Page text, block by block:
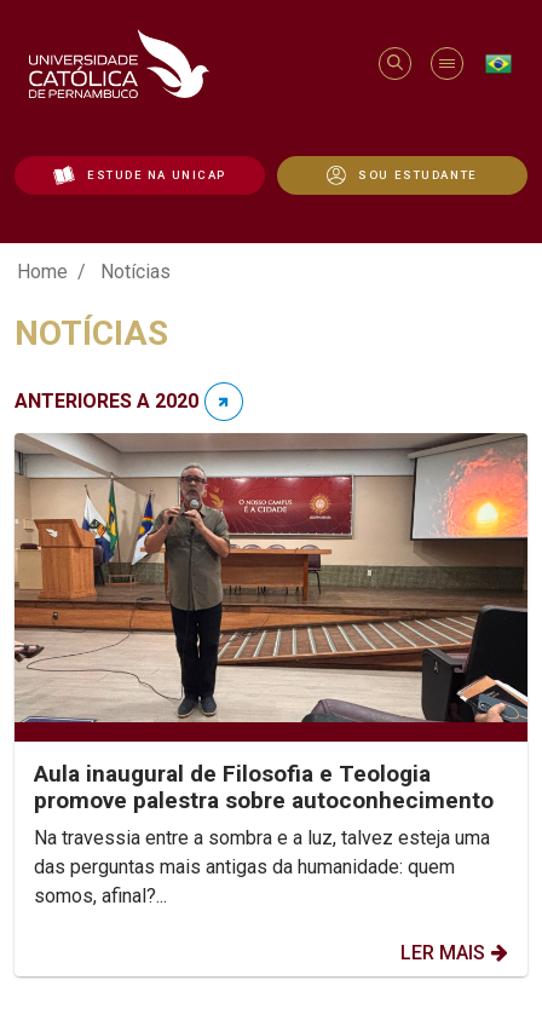
ESTUDE NA UNICAP SOU ESTUDANTE
Notícias - Unicap
Home Notícias
NOTÍCIAS
ANTERIORES A 2020
Aula inaugural de Filosofia e Teologia
promove palestra sobre autoconhecimento
Na travessia entre a sombra e a luz, talvez esteja uma
das perguntas mais antigas da humanidade: quem
somos, afinal?...
LER MAIS